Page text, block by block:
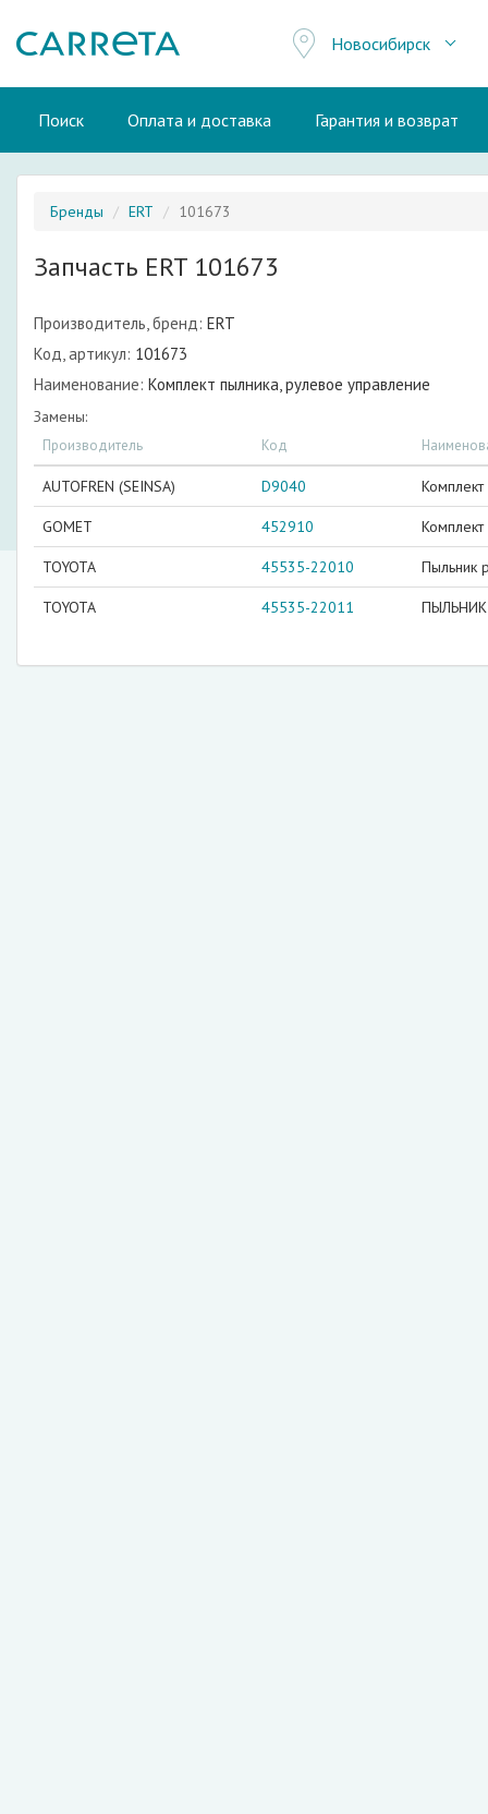
Новосибирск
Поиск Оплата и доставка Гарантия и возврат
Бренды ERT 101673
Запчасть ERT 101673
Производитель, бренд: ERT
Код, артикул: 101673
Наименование: Комплект пылника, рулевое управление
Замены:
Производитель Код
AUTOFREN (SEINSA) D9040
GOMET 452910
TOYOTA 45535-22010 Пыльник
TOYOTA 45535-22011